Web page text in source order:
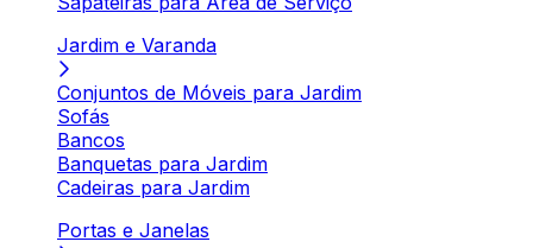
Jardim e Varanda
Conjuntos de Móveis para Jardim
Sofás
Bancos
Banquetas para Jardim
Cadeiras para Jardim
Portas e Janelas